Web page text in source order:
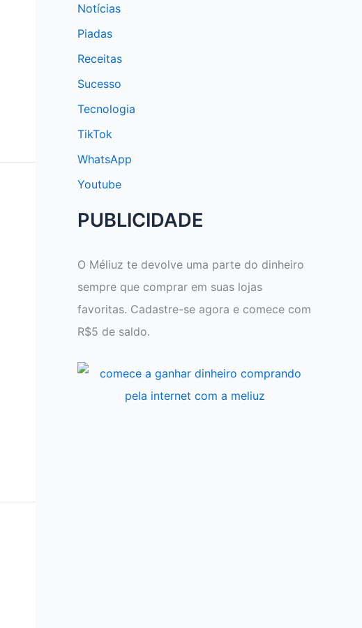
Notícias
Piadas
Receitas
Sucesso
Tecnologia
TikTok
WhatsApp
Youtube
PUBLICIDADE
O Méliuz te devolve uma parte do dinheiro
sempre que comprar em suas lojas
favoritas. Cadastre-se agora e comece com
R$5 de saldo.